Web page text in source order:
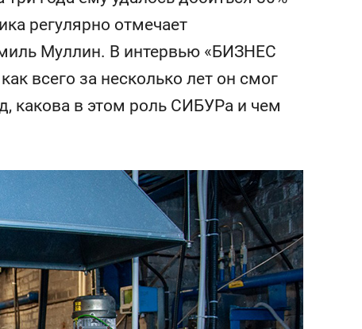
регулярно отмечает
Муллин. В интервью «БИЗНЕС
всего за несколько лет он смог
какова в этом роль СИБУРа и чем